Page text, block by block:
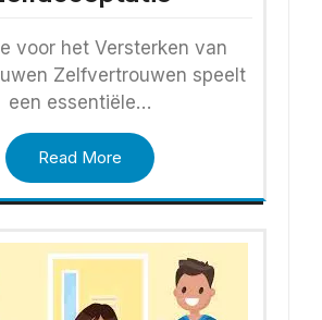
voor het Versterken van
Zelfvertrouwen speelt
een essentiële…
Read More